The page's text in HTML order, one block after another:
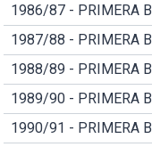
1986/87 - PRIMERA B
1987/88 - PRIMERA B
1988/89 - PRIMERA B
1989/90 - PRIMERA B
1990/91 - PRIMERA B